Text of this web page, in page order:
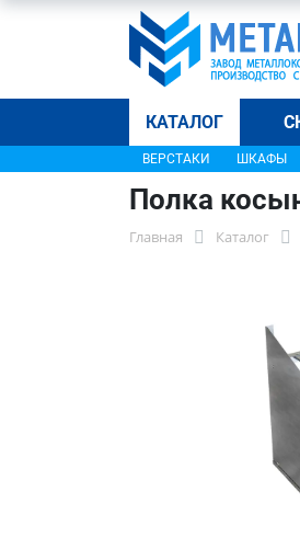
КАТАЛОГ
ВЕРСТАКИ ШКАФЫ
Полка
Главная Каталог